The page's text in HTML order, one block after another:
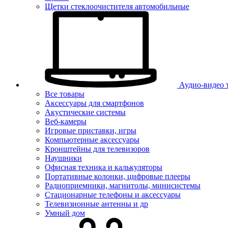
Щетки стеклоочистителя автомобильные
Аудио-видео
Все товары
Аксессуары для смартфонов
Акустические системы
Веб-камеры
Игровые приставки, игры
Компьютерные аксессуары
Кронштейны для телевизоров
Наушники
Офисная техника и калькуляторы
Портативные колонки, цифровые плееры
Радиоприемники, магнитолы, минисистемы
Стационарные телефоны и аксессуары
Телевизионные антенны и др
Умный дом